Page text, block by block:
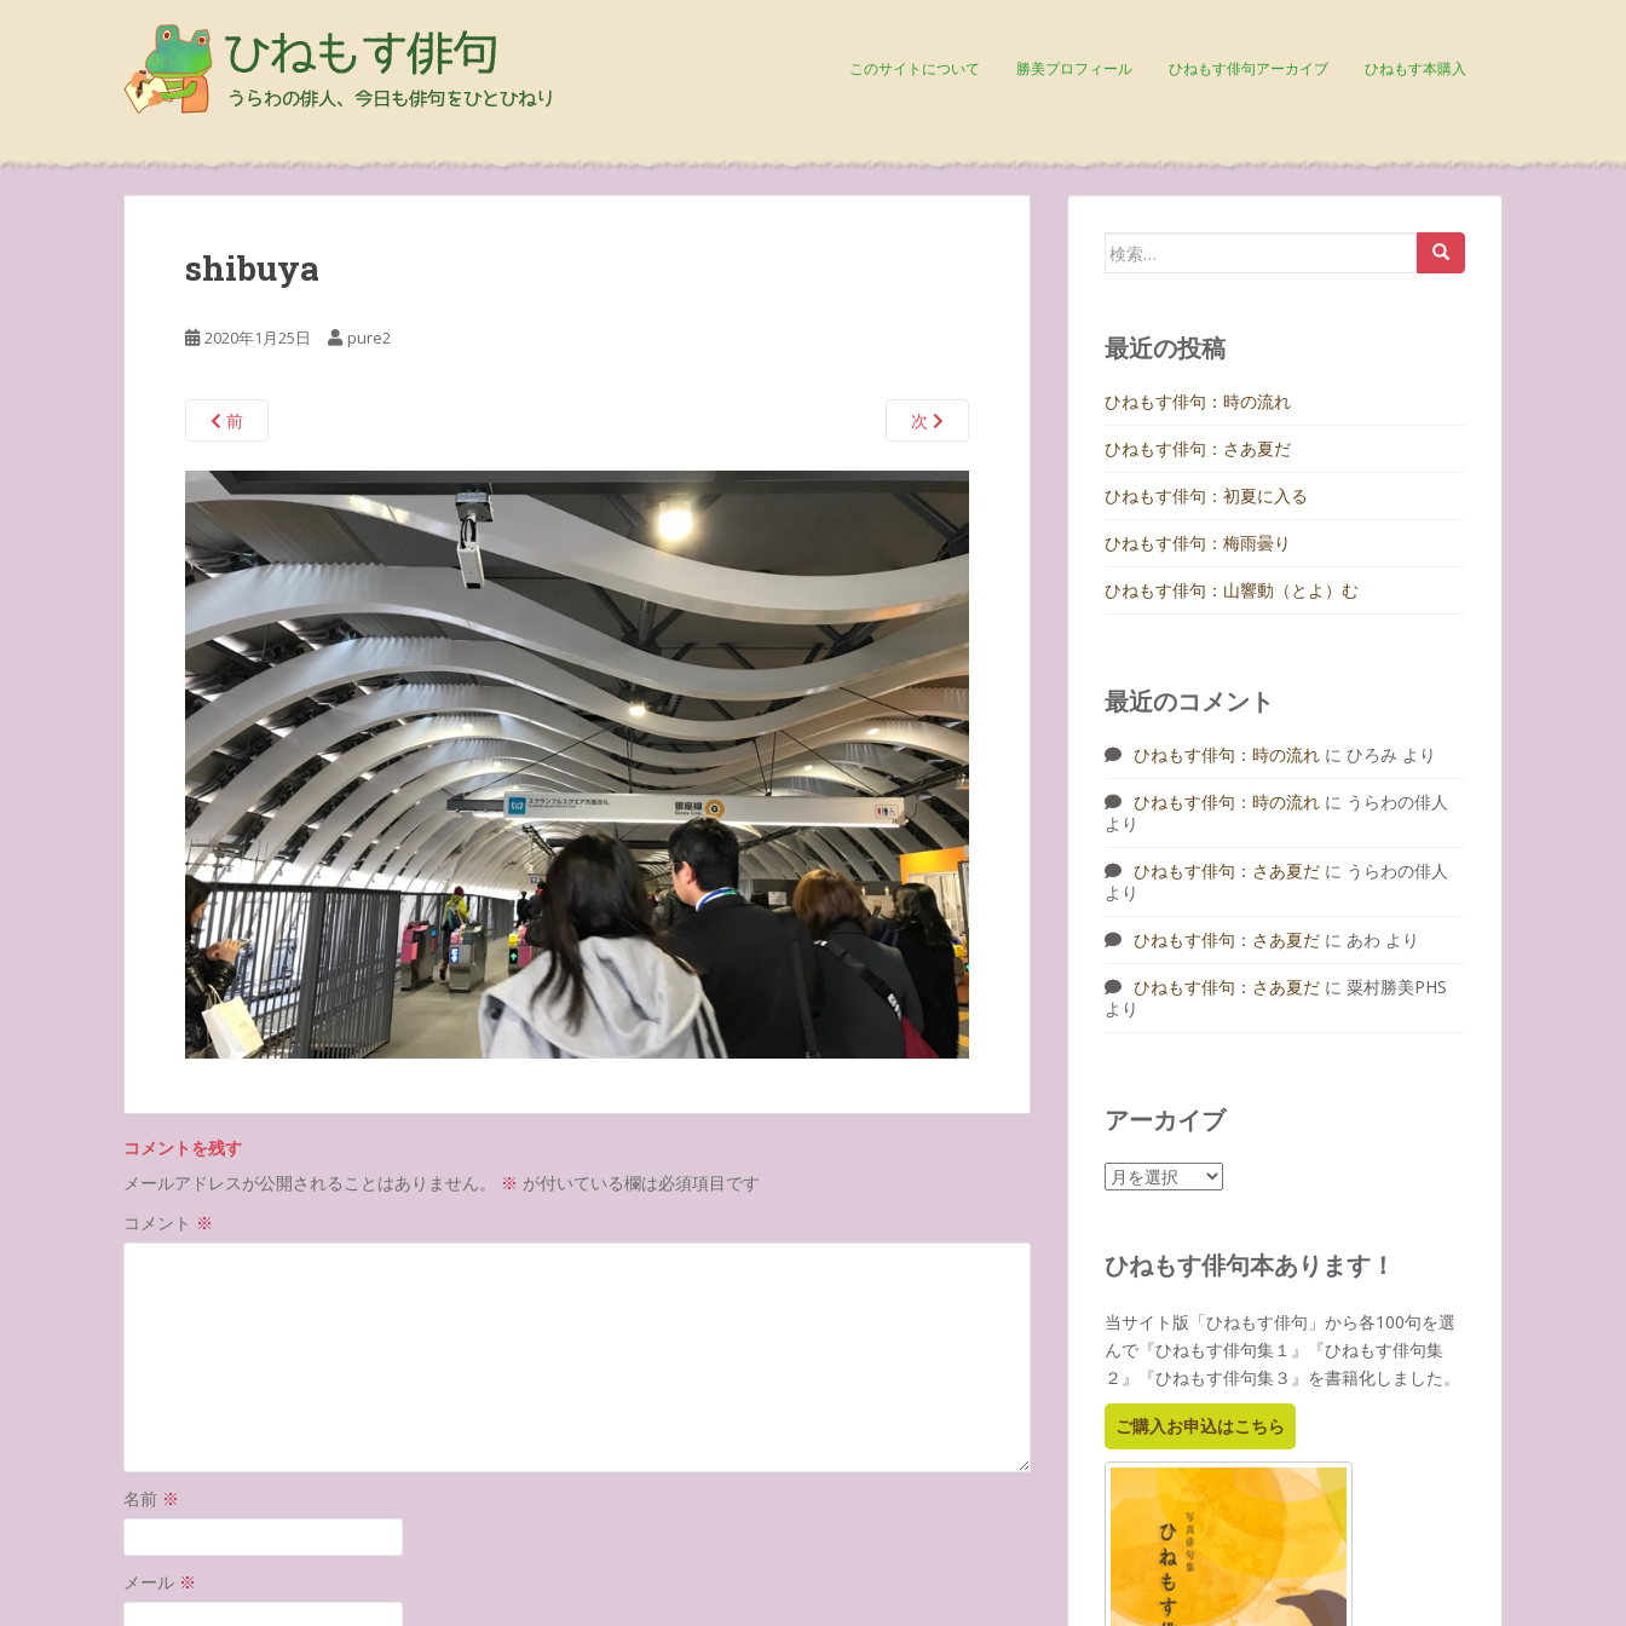
このサイトについて 勝美プロフィール ひねもす俳句アーカイブ ひねもす本購入
shibuya
2020年1月25日 pure2
前 次
コメントを残す
メールアドレスが公開されることはありません。
※ が付いている欄は必須項目です
コメント ※
名前 ※
メール ※
検
最近の投稿
ひねもす俳句：時の流れ
ひねもす俳句：さあ夏だ
ひねもす俳句：初夏に入る
ひねもす俳句：梅雨曇り
ひねもす俳句：山響動（とよ）む
最近のコメント
ひねもす俳句：時の流れ に ひろみ より
ひねもす俳句：時の流れ に うらわの俳人
より
ひねもす俳句：さあ夏だ に うらわの俳人
より
ひねもす俳句：さあ夏だ に あわ より
ひねもす俳句：さあ夏だ に 粟村勝美PHS
より
アーカイブ
ア
イ
ひねもす俳句本あります！
当サイト版「ひねもす俳句」から各100句を選
んで『ひねもす俳句集１』『ひねもす俳句集
２』『ひねもす俳句集３』を書籍化しました。
ご購入お申込はこちら